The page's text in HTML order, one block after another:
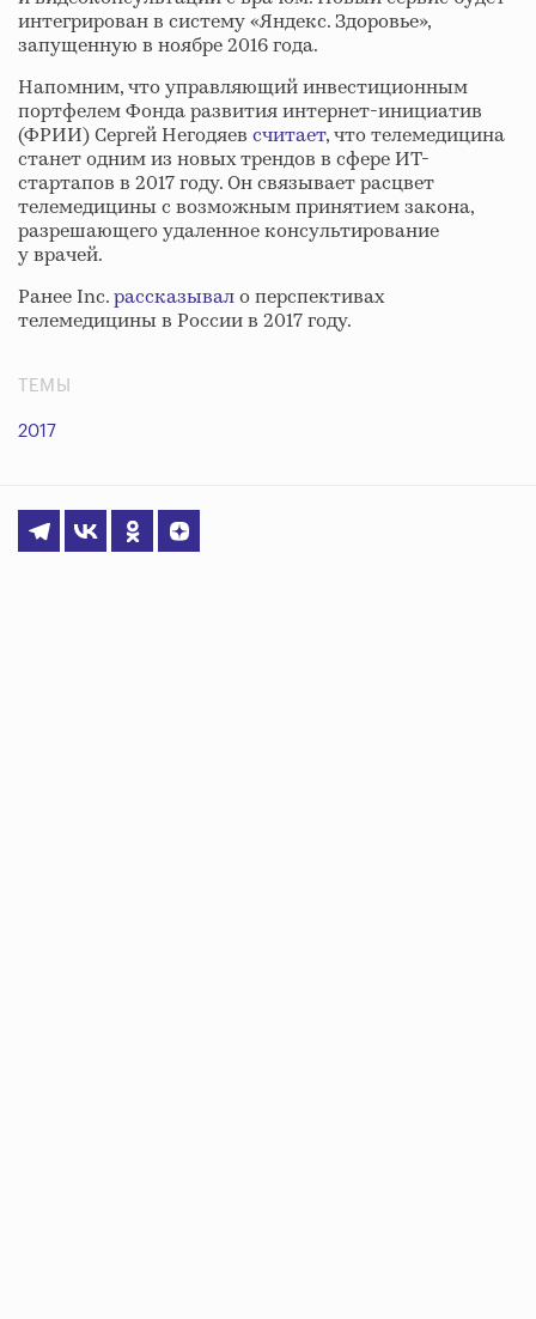
интегрирован в систему «Яндекс. Здоровье»,
запущенную в ноябре 2016 года.
Напомним, что управляющий инвестиционным
портфелем Фонда развития интернет-инициатив
(ФРИИ) Сергей Негодяев считает, что телемедицина
станет одним из новых трендов в сфере ИТ-
стартапов в 2017 году. Он связывает расцвет
телемедицины с возможным принятием закона,
разрешающего удаленное консультирование
у врачей.
Ранее Inc.рассказывало перспективах
телемедицины в России в 2017 году.
ТЕМЫ
2017